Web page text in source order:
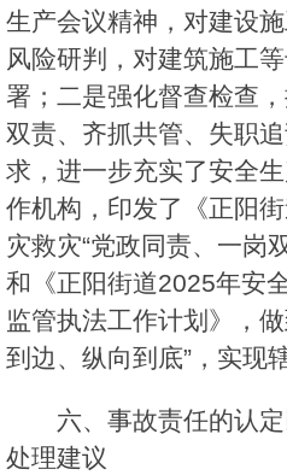
生产会议精神，对建设
风险研判，对建筑施工
署；二是强化督查检查
双责、齐抓共管、失职追
求，进一步充实了安全
作机构，印发了《正阳
灾救灾“党政同责、一岗
和《正阳街道2025年安
监管执法工作计划》，
到边、纵向到底”，实现
六、事故责任的认
处理建议